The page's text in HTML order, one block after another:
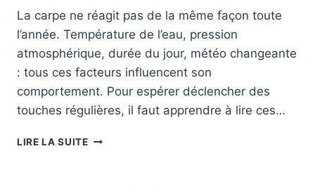
La carpe ne réagit pas de la même façon toute
l’année. Température de l’eau, pression
atmosphérique, durée du jour, météo changeante
: tous ces facteurs influencent son
comportement. Pour espérer déclencher des
touches régulières, il faut apprendre à lire ces…
LIRE LA SUITEPÊCHER